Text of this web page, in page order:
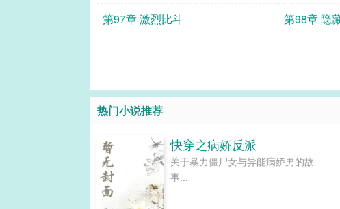
第97章 激烈比斗
第98章 隐
热门小说推荐
快穿之病娇反派
关于暴力僵尸女与异能病娇男的故
事...